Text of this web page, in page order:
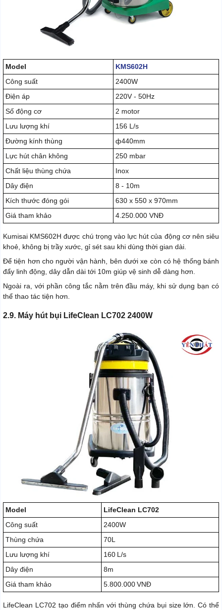
Model
KMS602H
Công suất
2400W
Điện áp
220V - 50Hz
Số động cơ
2 motor
Lưu lượng khí
156 L/s
Đường kính thùng
ф440mm
Lực hút chân không
250 mbar
Chất liệu thùng chứa
Inox
Dây điện
8 - 10m
Kích thước đóng gói
630 x 550 x 970mm
Giá tham khảo
4.250.000 VNĐ
Kumisai KMS602H được chú trọng vào lực hút của động cơ nên siêu
khoẻ, không bị trầy xước, gỉ sét sau khi dùng thời gian dài.
Để tiện hơn cho người vận hành, bên dưới xe còn có hệ thống bánh
đẩy linh động, dây dẫn dài tới 10m giúp vệ sinh dễ dàng hơn.
Ngoài ra, với phần công tắc nằm trên đầu máy, khi sử dụng bạn có
thể thao tác tiện hơn.
2.9. Máy hút bụi LifeClean LC702 2400W
Model
LifeClean LC702
Công suất
2400W
Thùng chứa
70L
Lưu lượng khí
160 L/s
Dây điện
8m
Giá tham khảo
5.800.000 VNĐ
LifeClean LC702 tạo điểm nhấn với thùng chứa bụi size lớn. Có thể